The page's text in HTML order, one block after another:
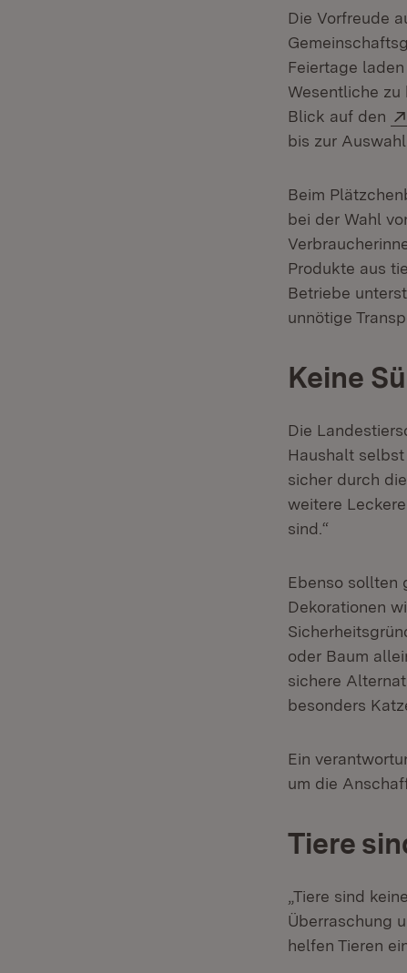
Die Vorfreude
Feiertage
Wesentliche
Blick auf den
bis zur
Beim
bei der Wahl
Produkte aus
Betriebe
unnötige
Keine
Die
Haushalt
sicher durch
weitere
sind.“
Ebenso sollten
Dekorationen
oder Baum
sichere
besonders
Ein
um die
Tiere
„Tiere sind
Überraschung
helfen Tieren